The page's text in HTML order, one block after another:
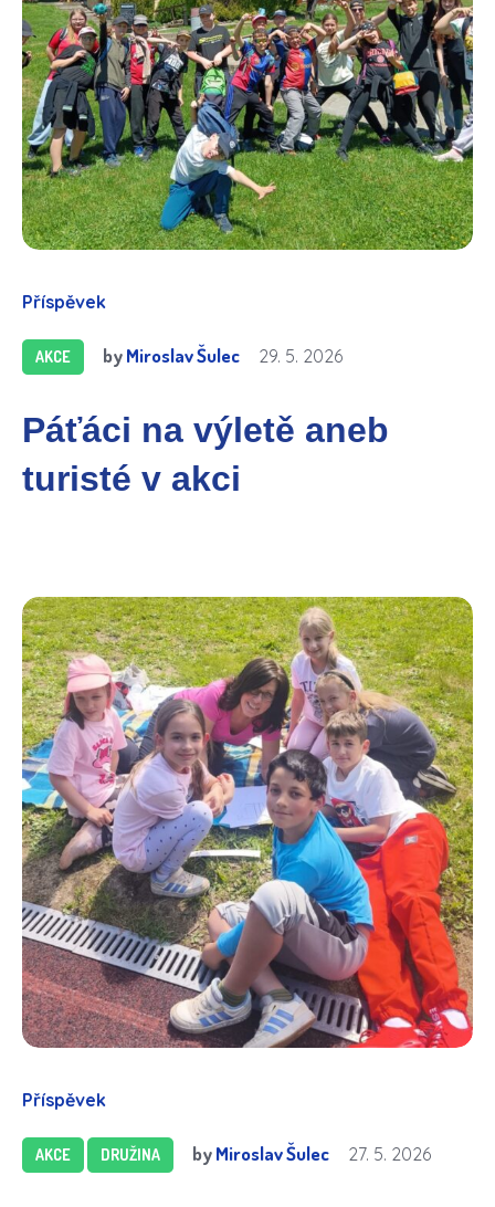
Příspěvek
AKCE byMiroslav Šulec 29. 5. 2026
Páťáci na výletě aneb
turisté v akci
Příspěvek
AKCE DRUŽINA byMiroslav Šulec 27. 5. 2026